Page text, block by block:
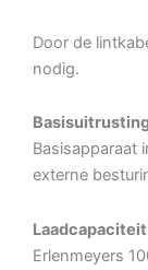
Door de
nodig.
Basisapparaat
externe
Laadcapaciteit
Erlenmeyers